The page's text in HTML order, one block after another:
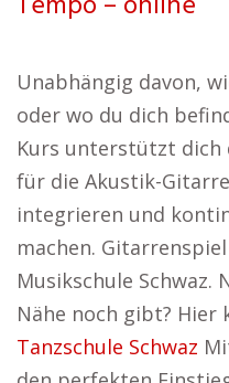
Unabhängig davon,
oder wo du dich
Kurs unterstützt dich
für die Akustik-
integrieren und
machen.
Musikschule Schwaz.
Nähe noch gibt? Hier
Tanzschule Schwaz